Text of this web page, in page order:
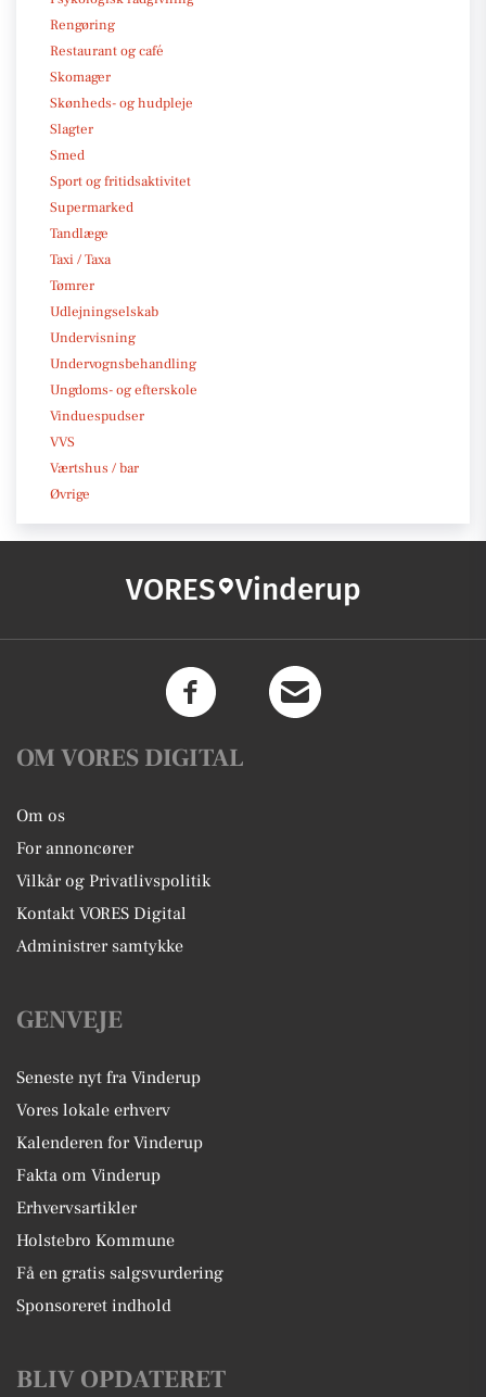
Rengøring
Restaurant og café
Skomager
Skønheds- og hudpleje
Slagter
Smed
Sport og fritidsaktivitet
Supermarked
Tandlæge
Taxi / Taxa
Tømrer
Udlejningselskab
Undervisning
Undervognsbehandling
Ungdoms- og efterskole
Vinduespudser
VVS
Værtshus / bar
Øvrige
VORES Vinderup
OM VORES DIGITAL
Om os
For annoncører
Vilkår og Privatlivspolitik
Kontakt VORES Digital
Administrer samtykke
GENVEJE
Seneste nyt fra Vinderup
Vores lokale erhverv
Kalenderen for Vinderup
Fakta om Vinderup
Erhvervsartikler
Holstebro Kommune
Få en gratis salgsvurdering
Sponsoreret indhold
BLIV OPDATERET